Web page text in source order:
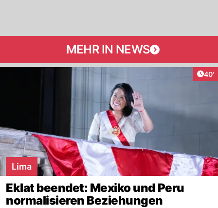
MEHR IN NEWS
40'
Lima
Eklat beendet: Mexiko und Peru
normalisieren Beziehungen